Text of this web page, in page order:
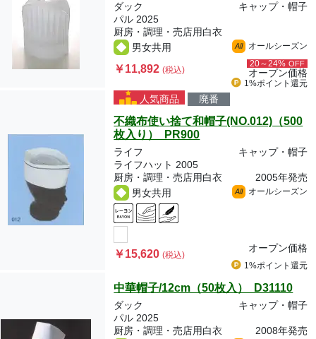
ダック
キャップ・帽子
パル 2025
厨房・調理・売店用白衣
男女共用
All オールシーズン
￥11,892(税込)
20～24% OFF
オープン価格
1%ポイント 還元
人気商品 廃番
不織布使い捨て和帽子(NO.012)（500
枚入り） PR900
ライフ
キャップ・帽子
ライフハット 2005
厨房・調理・売店用白衣
2005年発売
男女共用
All オールシーズン
￥15,620(税込)
オープン価格
1%ポイント 還元
中華帽子/12cm（50枚入） D31110
ダック
キャップ・帽子
パル 2025
厨房・調理・売店用白衣
2008年発売